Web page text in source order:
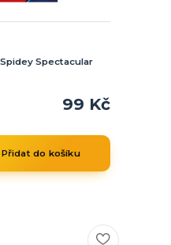
Spectacular
99 Kč
Přidat do košíku